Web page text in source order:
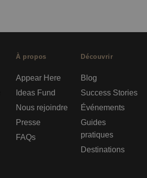
À propos
Appear Here
Ideas Fund
Nous rejoindre
Presse
FAQs
Découvrir
Blog
Success Stories
Événements
Guides
pratiques
Destinations